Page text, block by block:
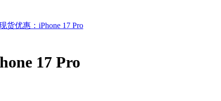
货优惠：iPhone 17 Pro
17 Pro